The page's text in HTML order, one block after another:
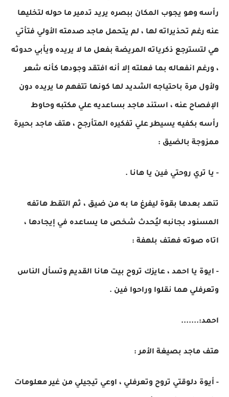
رأسه وهو يجوب المكان ببصره يريد تدمير ما حوله لتخليها
عنه رغم تحذيراته لها ، لم يتحمل ماجد صدمته الأولي فتأتي
هي لتسترجع ذكرياته المريضة بفعل ما لا يريده ويأبي حدوثه
، ورغم انفعاله بما فعلته إلا أنه افتقد وجودها كأنه شعر
ولأول مرة باحتياجه الشديد لها كونها تتفهم ما يريده دون
الإفصاح عنه ، استند ماجد بساعديه علي مكتبه وحاوط
رأسه بكفيه يسيطر علي تفكيره المتأرجح ، هتف ماجد بحيرة
ممزوجة بالضيق :
- يا تري روحتي فين يا هانا .
تنهد بعدها بقوة ليفرغ ما به من ضيق ، ثم التقط هاتفه
المسنود بجانبه ليُحدث شخص ما يساعده في إيجادها ،
اتاه صوته فهتف بلهفة :
- ايوة يا احمد ، عايزك تروح بيت هانا القديم وتسأل الناس
وتعرفلي هما نقلوا وراحوا فين .
احمد:.......
هتف ماجد بصيغة الأمر :
- أيوة دلوقتي تروح وتعرفلي ، اوعي تيجيلي من غير معلومات